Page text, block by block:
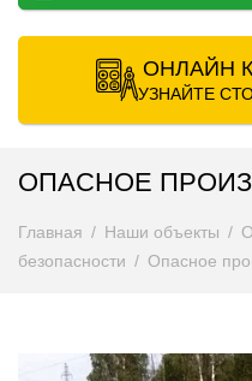
ОНЛАЙН
УЗНАЙТЕ
ОПАСНОЕ
Главная Наши объекты
безопасности
Опасное